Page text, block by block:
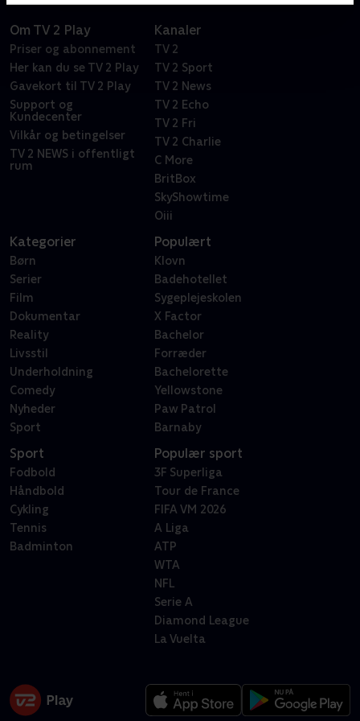
Om TV 2 Play
Priser og abonnement
Her kan du se TV 2 Play
Gavekort til TV 2 Play
Support og
Kundecenter
Vilkår og betingelser
TV 2 NEWS i offentligt
rum
Kanaler
TV 2
TV 2 Sport
TV 2 News
TV 2 Echo
TV 2 Fri
TV 2 Charlie
C More
BritBox
SkyShowtime
Oiii
Kategorier
Børn
Serier
Film
Dokumentar
Reality
Livsstil
Underholdning
Comedy
Nyheder
Sport
Populært
Klovn
Badehotellet
Sygeplejeskolen
X Factor
Bachelor
Forræder
Bachelorette
Yellowstone
Paw Patrol
Barnaby
Sport
Fodbold
Håndbold
Cykling
Tennis
Badminton
Populær sport
3F Superliga
Tour de France
FIFA VM 2026
A Liga
ATP
WTA
NFL
Serie A
Diamond League
La Vuelta